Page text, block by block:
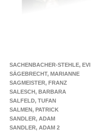
SACHENBACHER-STEHLE, EVI
SÄGEBRECHT, MARIANNE
SAGMEISTER, FRANZ
SALESCH, BARBARA
SALFELD, TUFAN
SALMEN, PATRICK
SANDLER, ADAM
SANDLER, ADAM 2